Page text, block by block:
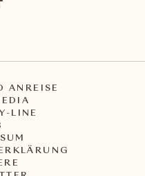
ANREISE
LINE